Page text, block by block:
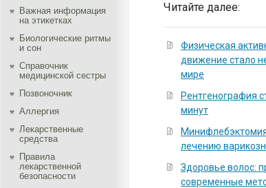
Важная информация
на этикетках
Биологические ритмы
и сон
Справочник
медицинской сестры
Позвоночник
Аллергия
Лекарственные
средства
Правила
лекарственной
безопасности
Читайте далее:
Физическая
движение стало
мире
Рентгенография
минут
лечению
Здоровье волос:
современные